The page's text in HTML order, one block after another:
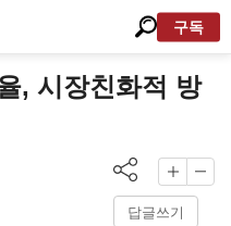
구독
, 시장친화적 방
답글쓰기